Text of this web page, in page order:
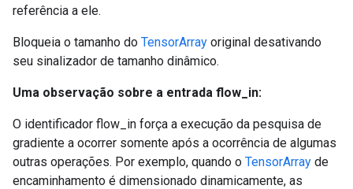
referência a ele.
Bloqueia o tamanho do TensorArray original desativando
seu sinalizador de tamanho dinâmico.
Uma observação sobre a entrada flow_in:
O identificador flow_in força a execução da pesquisa de
gradiente a ocorrer somente após a ocorrência de algumas
outras operações. Por exemplo, quando o TensorArray de
encaminhamento é dimensionado dinamicamente, as